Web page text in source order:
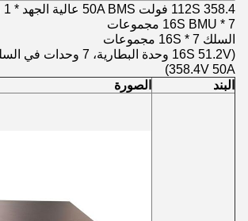
112S 358.4 فولت 50A BMS عالية الجهد * 1 مجموعة
16S BMU * 7 مجموعات
السلك 16S * 7 مجموعات
358.4V 50A)
البند
الصورة